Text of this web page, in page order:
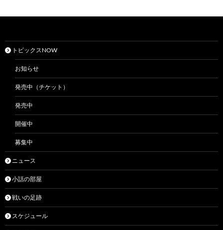
トピックスNOW
お知らせ
発売中（チケット）
発売中
開催中
募集中
ニュース
小話の部屋
戦いの足跡
スケジュール